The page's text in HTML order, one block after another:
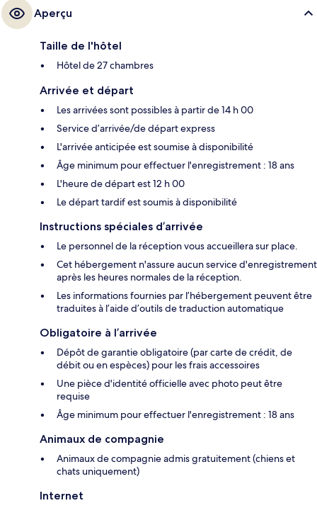
Aperçu
Taille de l'hôtel
Hôtel de 27 chambres
Arrivée et départ
Les arrivées sont possibles à partir de 14 h 00
Service d’arrivée/de départ express
L'arrivée anticipée est soumise à disponibilité
Âge minimum pour effectuer l'enregistrement : 18 ans
L'heure de départ est 12 h 00
Le départ tardif est soumis à disponibilité
Instructions spéciales d’arrivée
Le personnel de la réception vous accueillera sur place.
Cet hébergement n'assure aucun service d'enregistrement
après les heures normales de la réception.
Les informations fournies par l’hébergement peuvent être
traduites à l’aide d’outils de traduction automatique
Obligatoire à l’arrivée
Dépôt de garantie obligatoire (par carte de crédit, de
débit ou en espèces) pour les frais accessoires
Une pièce d'identité officielle avec photo peut être
requise
Âge minimum pour effectuer l'enregistrement : 18 ans
Animaux de compagnie
Animaux de compagnie admis gratuitement (chiens et
chats uniquement)
Internet